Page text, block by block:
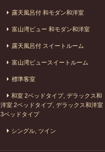
露天風呂付 和モダン和洋室
富山湾ビュー 和モダン和洋室
露天風呂付 スイートルーム
富山湾ビュースイートルーム
標準客室
和室 2ベッドタイプ デラックス和
洋室 2ベッドタイプ デラックス和洋室
3ベッドタイプ
シングル ツイン